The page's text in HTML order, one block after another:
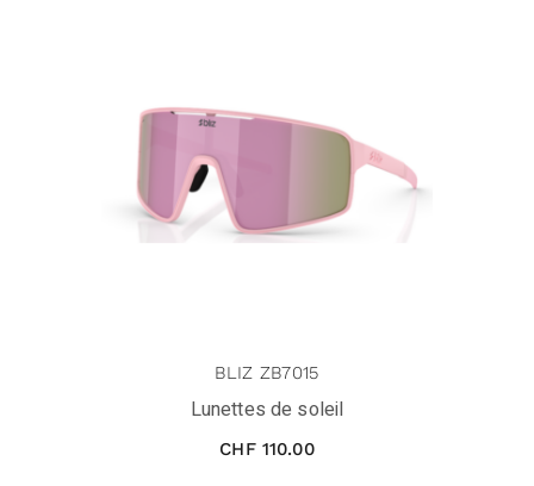
BLIZ ZB7015
Lunettes de soleil
CHF110.00